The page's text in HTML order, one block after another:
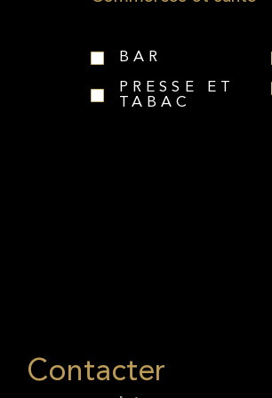
BAR
PRESSE ET
TABAC
Contacter